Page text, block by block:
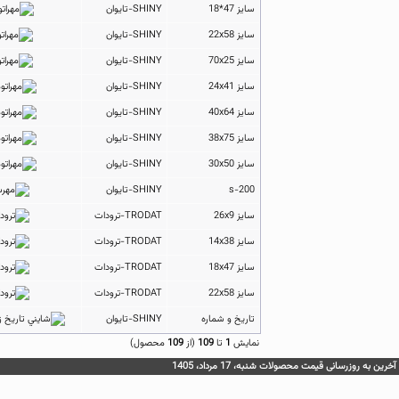
سایز 47*18
SHINY-تایوان
سایز 22x58
SHINY-تایوان
سایز 70x25
SHINY-تایوان
سایز 24x41
SHINY-تایوان
سایز 40x64
SHINY-تایوان
سایز 38x75
SHINY-تایوان
سایز 30x50
SHINY-تایوان
SHINY-تایوان
سایز 26x9
TRODAT-ترودات
سایز 14x38
TRODAT-ترودات
سایز 18x47
TRODAT-ترودات
سایز 22x58
TRODAT-ترودات
تاریخ و شماره
SHINY-تایوان
نمايش 1 تا109 (از 109 محصول)
آخرین به روزرسانی قیمت محصولات شنبه، 17 مرداد، 1405